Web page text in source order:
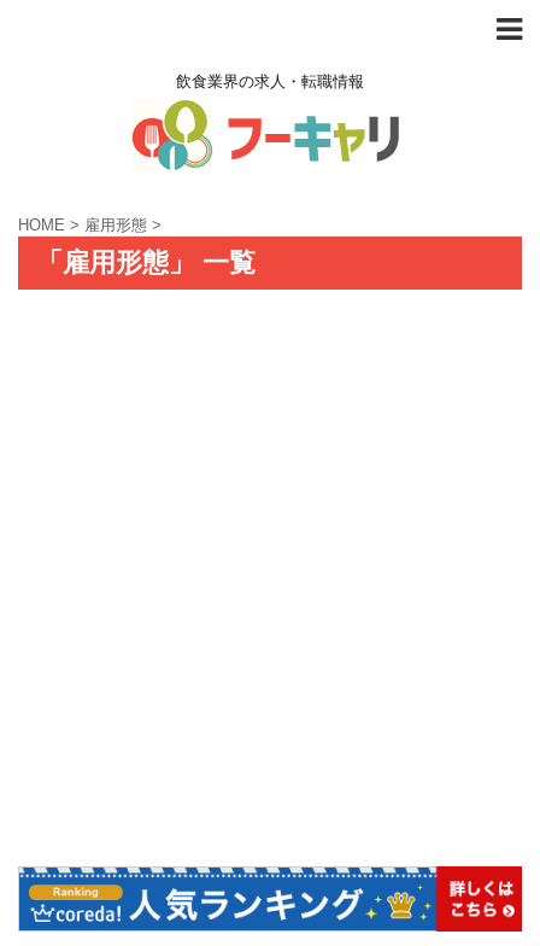
飲食業界の求人・転職情報
HOME > 雇用形態 >
「雇用形態」 一覧